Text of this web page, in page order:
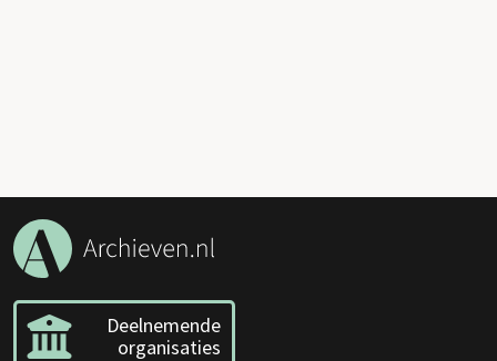
Deelnemende
organisaties